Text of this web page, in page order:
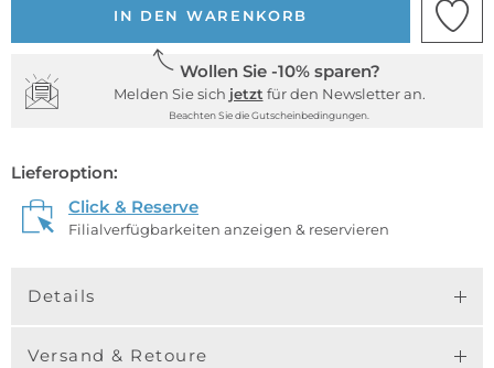
IN DEN WARENKORB
Wollen Sie -10% sparen?
Melden Sie sich jetzt für den Newsletter an.
Beachten Sie die Gutscheinbedingungen.
Lieferoption:
Click & Reserve
Filialverfügbarkeiten anzeigen & reservieren
Details
Versand & Retoure